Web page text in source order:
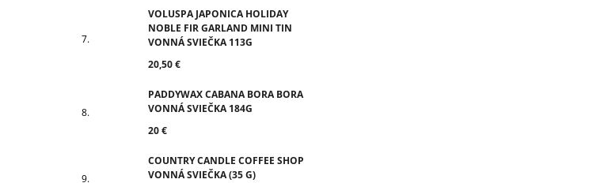
VOLUSPA JAPONICA HOLIDAY
NOBLE FIR GARLAND MINI TIN
VONNÁ SVIEČKA 113G
20,50 €
PADDYWAX CABANA BORA BORA
VONNÁ SVIEČKA 184G
20 €
COUNTRY CANDLE COFFEE SHOP
VONNÁ SVIEČKA (35 G)